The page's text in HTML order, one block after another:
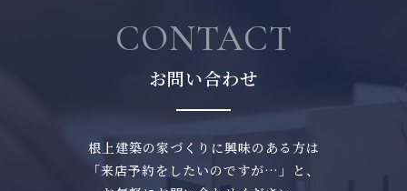
CONTACT
お問い合わせ
根上建築の家づくりに興味のある方は
「来店予約をしたいのですが…」と、